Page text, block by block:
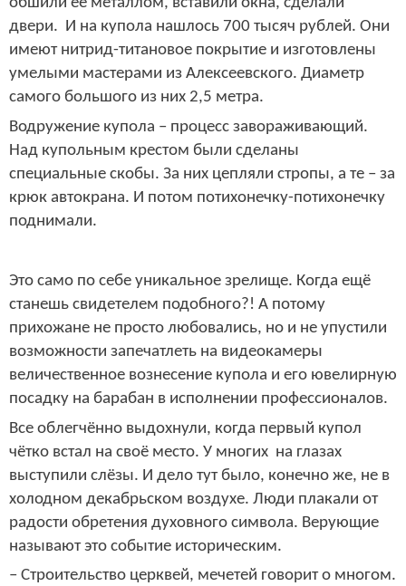
обшили её металлом, вставили окна, сделали
двери. И на купола нашлось 700 тысяч рублей. Они
имеют нитрид-титановое покрытие и изготовлены
умелыми мастерами из Алексеевского. Диаметр
самого большого из них 2,5 метра.
Водружение купола – процесс завораживающий.
Над купольным крестом были сделаны
специальные скобы. За них цепляли стропы, а те – за
крюк автокрана. И потом потихонечку-потихонечку
поднимали.
Это само по себе уникальное зрелище. Когда ещё
станешь свидетелем подобного?! А потому
прихожане не просто любовались, но и не упустили
возможности запечатлеть на видеокамеры
величественное вознесение купола и его ювелирную
посадку на барабан в исполнении профессионалов.
Все облегчённо выдохнули, когда первый купол
чётко встал на своё место. У многих на глазах
выступили слёзы. И дело тут было, конечно же, не в
холодном декабрьском воздухе. Люди плакали от
радости обретения духовного символа. Верующие
называют это событие историческим.
– Строительство церквей, мечетей говорит о многом.